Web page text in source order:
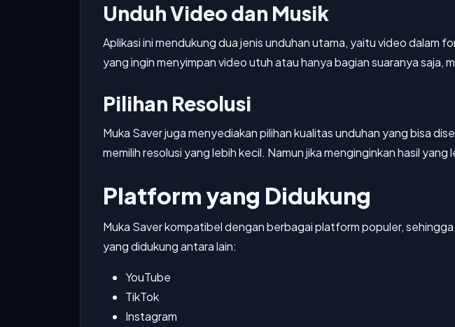
Unduh Video dan Musik
Aplikasi ini mendukung dua jenis unduhan utama, yaitu video dalam
yang ingin menyimpan video utuh atau hanya bagian suaranya saja,
Pilihan Resolusi
Muka Saver juga menyediakan pilihan kualitas unduhan yang bisa
memilih resolusi yang lebih kecil. Namun jika menginginkan hasil
Platform yang Didukung
Muka Saver kompatibel dengan berbagai platform populer,
yang didukung antara lain:
YouTube
TikTok
Instagram